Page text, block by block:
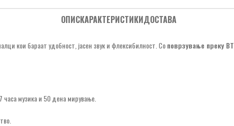
ОПИСКАРАКТЕРИСТИКИДОСТАВА
кои бараат удобност, јасен звук и флексибилност. Соповрзување преку
часа музика и 50 дена мирување.